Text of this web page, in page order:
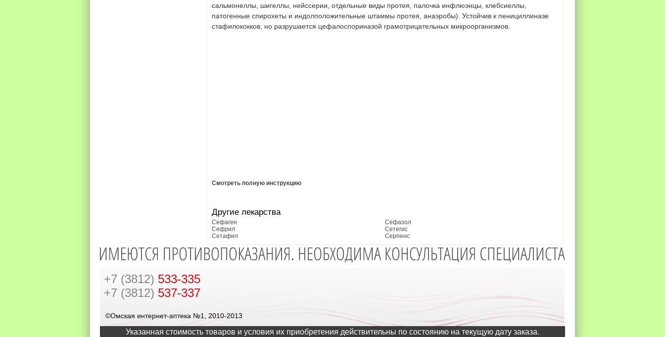
сальмонеллы, шигеллы, нейссерии, отдельные виды протея, палочка инфлюэнцы, клебсиеллы,
патогенные спирохеты и индолположительные штаммы протея, анаэробы). Устойчив к пенициллиназе
стафилококков, но разрушается цефалоспориназой грамотрицательных микроорганизмов.
Смотреть полную инструкцию
Другие лекарства
Сефаген
Сефазол
Сефрил
Сетегис
Сетафил
Серпенс
+7 (3812) 533-335
+7 (3812) 537-337
©Омская интернет-аптека №1, 2010-2013
Указанная стоимость товаров и условия их приобретения действительны по состоянию на текущую дату заказа.